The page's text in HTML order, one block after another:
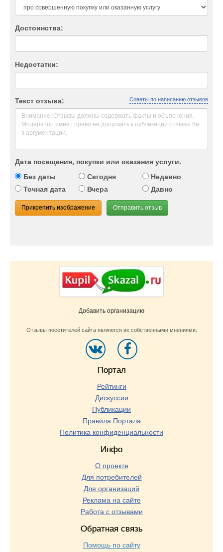
Достоинства:
Недостатки:
Текст отзыва: Советы по написанию отзывов
Дата посещения, покупки или оказания услуги.
Без даты
Сегодня
Недавно
Точная дата
Вчера Давно
Прикрепить изображение Отправить отзыв
Добавить организацию
Отзывы посетителей сайта являются их собственными мнениями.
Портал
Рейтинги
Дискуссии
Публикации
Правила Портала
Политика конфиденциальности
Инфо
О проекте
Для потребителей
Для организаций
Реклама на сайте
Работа с отзывами
Обратная связь
Помощь по сайту